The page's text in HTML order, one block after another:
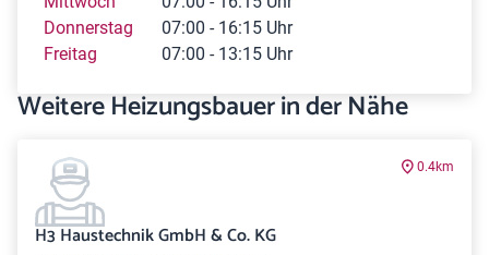
Donnerstag
07:00 - 16:15 Uhr
Freitag
07:00 - 13:15 Uhr
Weitere Heizungsbauer in der Nähe
0.4km
H3 Haustechnik GmbH & Co. KG